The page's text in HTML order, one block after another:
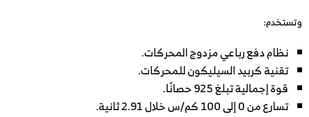
وتستخدم:
نظام دفع رباعي مزدوج المحركات.
تقنية كربيد السيليكون للمحركات.
قوة إجمالية تبلغ 925 حصانًا.
تسارع من 0 إلى 100 كم/س خلال 2.91 ثانية.